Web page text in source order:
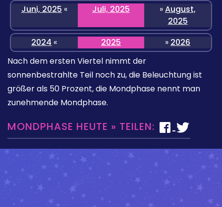
Juni, 2025 « Juli, 2025 »August,
2025
2024 « 2025 » 2026
Nach dem ersten Viertel nimmt der
sonnenbestrahlte Teil noch zu, die Beleuchtung ist
größer als 50 Prozent, die Mondphase nennt man
zunehmende Mondphase.
MONDPHASE HEUTE » TEILEN: